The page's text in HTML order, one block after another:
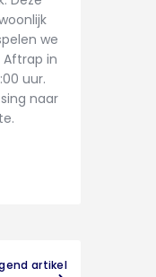
we
Aftrap in
uur.
naar
artikel